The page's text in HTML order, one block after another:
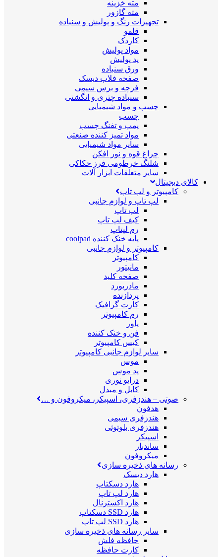
مته خزینه
مته گازور
تجهیزات رنگ و پولیش و سنباده
قلمو
کاردک
مواد پولیش
پد پولیش
ورق سنباده
صفحه فلاپ دیسک
فرچه و برس سیمی
سنباده چتری و انگشتی
چسب و مواد شیمیایی
چسب
پمپ و تفنگ چسب
مواد تمیز کننده صنعتی
سایر مواد شیمیایی
چراغ قوه و نور افکن
شلنگ خرطومی فرز حکاکی
سایر متعلقات ابزار آلات
کالای دیجیتال
کامپیوتر و لپ تاپ
لپ تاپ و لوازم جانبی
لپ تاپ
کیف لپ تاپ
رم لپتاپ
پایه خنک کننده coolpad
کامپیوتر و لوازم جانبی
کامپیوتر
مانیتور
صفحه کلید
مادربورد
پردازنده
کارت گرافیک
رم کامپیوتر
پاور
فن و خنک کننده
کیس کامپیوتر
سایر لوازم جانبی کامپیوتر
موس
پد موس
درایو نوری
کابل و مبدل
صوتی – هندزفری، اسپیکر، میکروفون و …
هدفون
هندزفری سیمی
هندزفری بلوتوثی
اسپیکر
ساندبار
میکروفون
رسانه های ذخیره سازی
هارد دیسک
هارد دسکتاپ
هارد لپ تاپ
هارد اکسترنال
هارد SSD دسکتاپ
هارد SSD لپ تاپ
سایر رسانه های ذخیره سازی
حافظه فلش
کارت حافظه